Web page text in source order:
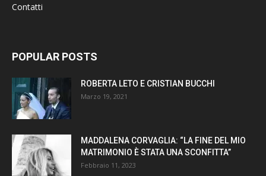
Contatti
POPULAR POSTS
ROBERTA LETO E CRISTIAN BUCCHI
Marzo 19, 2021
MADDALENA CORVAGLIA: “LA FINE DEL MIO
MATRIMONIO È STATA UNA SCONFITTA”
Febbraio 11, 2023